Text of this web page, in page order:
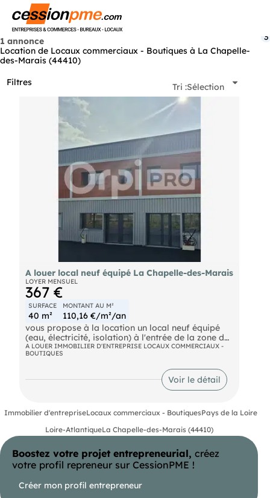
1 annonce
Location de Locaux commerciaux - Boutiques à La Chapelle-
des-Marais (44410)
Filtres
3
Tri :Sélection
A louer local neuf équipé La Chapelle-des-Marais
LOYER MENSUEL
367 €
SURFACE
40 m²
MONTANT AU M²
110,16 €/m²/an
vous propose à la location un local neuf équipé
(eau, électricité, isolation) à l'entrée de la zone des
Perrières à La Chapelle des Marais, visible depuis
l'axe très passant HERBIGNAC-PONTCHATEAU.
Ce local de 40m² environ est au 1er étage avec
ou une profession Libérale.
Plusieurs parkings font parties du local.
Tarif du lot 1 : 367 € HT par mois
Provision sur charge : 50 € par mois
Honoraire Agence pour la commercialisation, la
A LOUER IMMOBILIER D'ENTREPRISE LOCAUX COMMERCIAUX -
BOUTIQUES
Voir le détail
Immobilier d'entrepriseLocaux commerciaux - BoutiquesPays de la Loire
Loire-AtlantiqueLa Chapelle-des-Marais (44410)
Boostez votre projet entrepreneurial, créez
votre profil repreneur sur CessionPME !
Créer mon profil entrepreneur